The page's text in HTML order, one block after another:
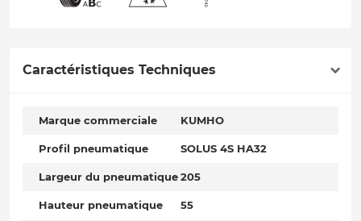
Caractéristiques Techniques
Marque commerciale KUMHO
Profil pneumatique SOLUS 4S HA32
Largeur du pneumatique205
Hauteur pneumatique 55